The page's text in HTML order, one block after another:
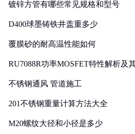
镀锌方管有哪些常见规格和型号
D400球墨铸铁井盖重多少
覆膜砂的耐高温性能如何
RU7088R功率MOSFET特性解析及
不锈钢通风 管道施工
201不锈钢重量计算方法大全
M20螺纹大径和小径是多少